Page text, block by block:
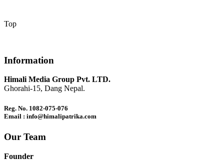
Top
Information
Himali Media Group Pvt. LTD.
Ghorahi-15, Dang Nepal.
Reg. No. 1082-075-076
Email : info@himalipatrika.com
Our Team
Founder